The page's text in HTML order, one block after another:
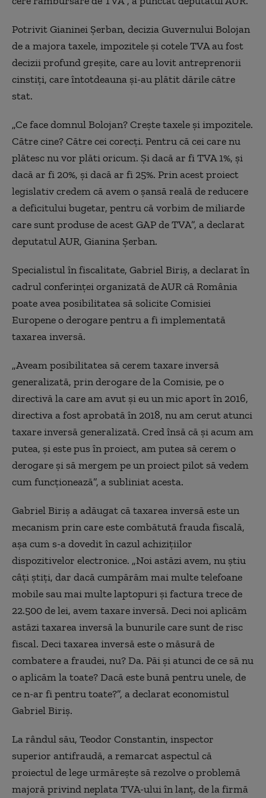
Potrivit Gianinei Şerban, decizia Guvernului Bolojan
de a majora taxele, impozitele şi cotele TVA au fost
decizii profund greşite, care au lovit antreprenorii
cinstiţi, care întotdeauna şi-au plătit dările către
stat.
„Ce face domnul Bolojan? Creşte taxele şi impozitele.
Către cine? Către cei corecţi. Pentru că cei care nu
plătesc nu vor plăti oricum. Şi dacă ar fi TVA 1%, şi
dacă ar fi 20%, şi dacă ar fi 25%. Prin acest proiect
legislativ credem că avem o şansă reală de reducere
a deficitului bugetar, pentru că vorbim de miliarde
care sunt produse de acest GAP de TVA”, a declarat
deputatul AUR, Gianina Şerban.
Specialistul în fiscalitate, Gabriel Biriş, a declarat în
cadrul conferinţei organizată de AUR că România
poate avea posibilitatea să solicite Comisiei
Europene o derogare pentru a fi implementată
taxarea inversă.
„Aveam posibilitatea să cerem taxare inversă
generalizată, prin derogare de la Comisie, pe o
directivă la care am avut şi eu un mic aport în 2016,
directiva a fost aprobată în 2018, nu am cerut atunci
taxare inversă generalizată. Cred însă că şi acum am
putea, şi este pus în proiect, am putea să cerem o
derogare şi să mergem pe un proiect pilot să vedem
cum funcţionează”, a subliniat acesta.
Gabriel Biriş a adăugat că taxarea inversă este un
mecanism prin care este combătută frauda fiscală,
aşa cum s-a dovedit în cazul achiziţiilor
dispozitivelor electronice. „Noi astăzi avem, nu ştiu
câţi ştiţi, dar dacă cumpărăm mai multe telefoane
mobile sau mai multe laptopuri şi factura trece de
22.500 de lei, avem taxare inversă. Deci noi aplicăm
astăzi taxarea inversă la bunurile care sunt de risc
fiscal. Deci taxarea inversă este o măsură de
combatere a fraudei, nu? Da. Păi şi atunci de ce să nu
o aplicăm la toate? Dacă este bună pentru unele, de
ce n-ar fi pentru toate?”, a declarat economistul
Gabriel Biriş.
La rândul său, Teodor Constantin, inspector
superior antifraudă, a remarcat aspectul că
proiectul de lege urmăreşte să rezolve o problemă
majoră privind neplata TVA-ului în lanţ, de la firmă